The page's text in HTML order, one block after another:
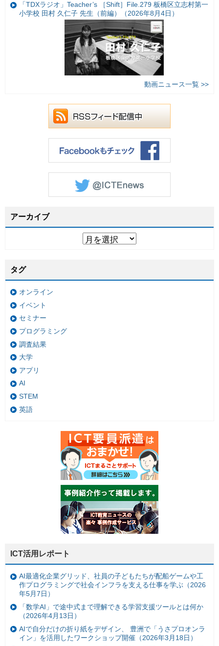
「TDXラジオ」Teacher’s ［Shift］File.279 板橋区立志村第一
小学校 田村 久仁子 先生（前編）（2026年8月4日）
動画ニュース一覧 >>
アーカイブ
タグ
オンライン
イベント
セミナー
プログラミング
調査結果
大学
アプリ
AI
STEM
英語
ICT活用レポート
AI最適化企業グリッド、社員の子どもたちが配船ゲームや工
作プログラミングで社会インフラを支える仕事を学ぶ（2026
年5月7日）
「数学AI」で途中式まで理解できる学習支援ツールとは何か
（2026年4月13日）
AIで自分だけの折り紙をデザイン、 豊洲で「うさプロオンラ
イン」を活用したワークショップ開催（2026年3月18日）